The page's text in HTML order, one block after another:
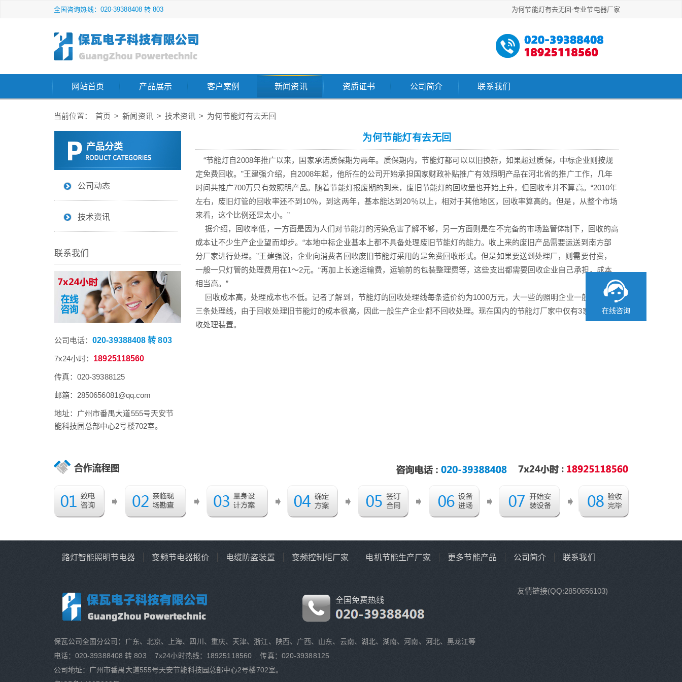
为何节能灯有去无回-专业节电器厂家
全国咨询热线：020-39388408 转 803
网站首页 产品展示 客户案例 新闻资讯 资质证书 公司简介 联系我们
当前位置： 首页 > 新闻资讯 > 技术资讯 > 为何节能灯有去无回
为何节能灯有去无回
“节能灯自2008年推广以来，国家承诺质保期为两年。质保期内，节能灯都可以以旧换新，如果超过质保，中标企业则按规
定免费回收。”王建强介绍，自2008年起，他所在的公司开始承担国家财政补贴推广有效照明产品在河北省的推广工作，几年
时间共推广700万只有效照明产品。随着节能灯报废期的到来，废旧节能灯的回收量也开始上升，但回收率并不算高。“2010年
左右，废旧灯管的回收率还不到10％，到这两年，基本能达到20％以上，相对于其他地区，回收率算高的。但是，从整个市场
来看，这个比例还是太小。”
据介绍，回收率低，一方面是因为人们对节能灯的污染危害了解不够，另一方面则是在不完备的市场监管体制下，回收的高
成本让不少生产企业望而却步。“本地中标企业基本上都不具备处理废旧节能灯的能力。收上来的废旧产品需要运送到南方部
分厂家进行处理。”王建强说，企业向消费者回收废旧节能灯采用的是免费回收形式。但是如果要送到处理厂，则需要付费，
一般一只灯管的处理费用在1～2元。“再加上长途运输费，运输前的包装整理费等，这些支出都需要回收企业自己承担，成本
相当高。”
回收成本高，处理成本也不低。记者了解到，节能灯的回收处理线每条造价约为1000万元，大一些的照明企业一般需要两
三条处理线，由于回收处理旧节能灯的成本很高，因此一般生产企业都不回收处理。现在国内的节能灯厂家中仅有3家设有回
收处理装置。
产品分类
公司动态
技术资讯
联系我们
公司电话： 020-39388408 转 803
7x24小时： 18925118560
传真：020-39388125
邮箱：2850656081@qq.com
地址：广州市番禺大道555号天安节
能科技园总部中心2号楼702室。
路灯智能照明节电器 变频节电器报价 电缆防盗装置 变频控制柜厂家 电机节能生产厂家 更多节能产品 公司简介 联系我们
全国免费热线
友情链接(QQ:2850656103)
保瓦公司全国分公司：广东、北京、上海、四川、重庆、天津、浙江、陕西、广西、山东、云南、湖北、湖南、河南、河北、黑龙江等
电话：020-39388408 转 803 7x24小时热线：18925118560 传真：020-39388125
公司地址：广州市番禺大道555号天安节能科技园总部中心2号楼702室。
在线咨询